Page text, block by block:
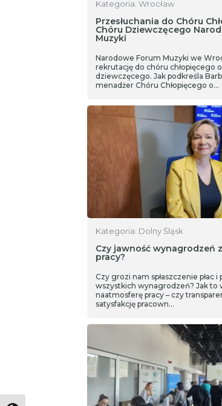
Kategoria: Wrocław
Przesłuchania do Chóru
Chóru Dziewczęcego
Muzyki
Narodowe Forum Muzyki we
rekrutację do chóru chłopięcego
dziewczęcego. Jak podkreśla
menadżer Chóru Chłopięcego o…
Kategoria: Dolny Śląsk
Czy jawność wynagrodzeń
pracy?
Czy grozi nam spłaszczenie płac i
wszystkich wynagrodzeń? Jak to
naatmosferę pracy – czy
satysfakcję pracown…